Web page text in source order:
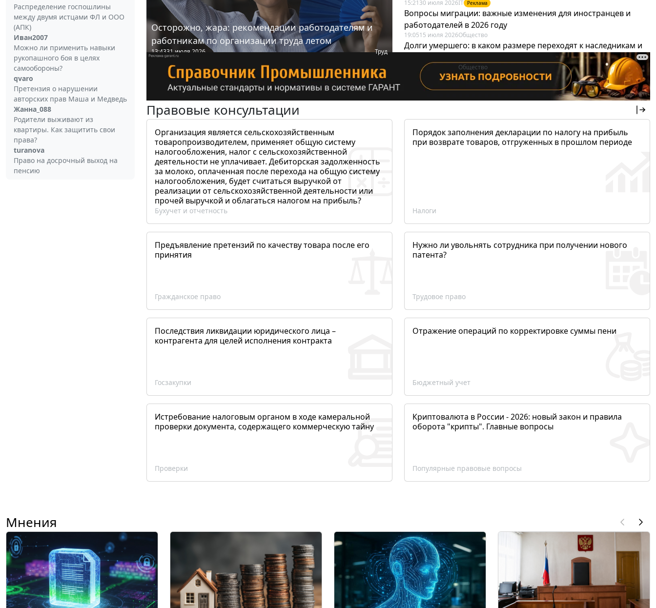
Распределение госпошлины
между двумя истцами ФЛ и ООО
(АПК)
Иван2007
Можно ли применить навыки
рукопашного боя в целях
самообороны?
qvaro
Претензия о нарушении
авторских прав Маша и Медведь
Жанна_088
Родители выживают из
квартиры. Как защитить свои
права?
turanova
Право на досрочный выход на
пенсию
Осторожно, жара: рекомендации работодателям и
работникам по организации труда летом
13:4331 июля 2026 Труд
15:21 30 июля 2026IT Реклама
Вопросы миграции: важные изменения для иностранцев и
работодателей в 2026 году
19:0515 июля 2026Общество
Долги умершего: в каком размере переходят к наследникам и
17 июля 2026 Общество
Правовые консультации
Организация является сельскохозяйственным
товаропроизводителем, применяет общую систему
налогообложения, налог с сельскохозяйственной
деятельности не уплачивает. Дебиторская задолженность
за молоко, оплаченная после перехода на общую систему
налогообложения, будет считаться выручкой от
реализации от сельскохозяйственной деятельности или
прочей выручкой и облагаться налогом на прибыль?
Бухучет и отчетность
Порядок заполнения декларации по налогу на прибыль
при возврате товаров, отгруженных в прошлом периоде
Налоги
Предъявление претензий по качеству товара после его
принятия
Гражданское право
Нужно ли увольнять сотрудника при получении нового
патента?
Трудовое право
Последствия ликвидации юридического лица –
контрагента для целей исполнения контракта
Госзакупки
Отражение операций по корректировке суммы пени
Бюджетный учет
Истребование налоговым органом в ходе камеральной
проверки документа, содержащего коммерческую тайну
Проверки
Криптовалюта в России - 2026: новый закон и правила
оборота "крипты". Главные вопросы
Популярные правовые вопросы
Мнения